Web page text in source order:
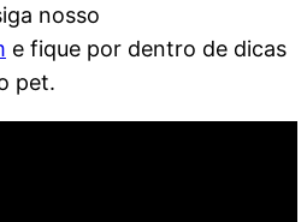
nosso
e fique por dentro de dicas
pet.